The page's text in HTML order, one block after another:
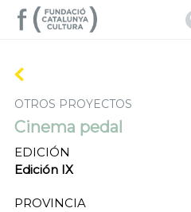
OTROS PROYECTOS
Cinema pedal
EDICIÓN
Edición IX
PROVINCIA